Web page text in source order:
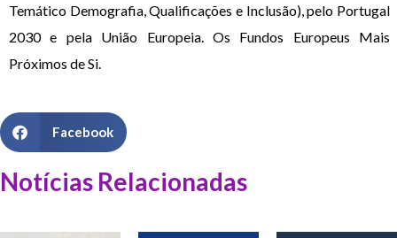
Temático Demografia, Qualificações e Inclusão), pelo Portugal
2030 e pela União Europeia. Os Fundos Europeus Mais
Próximos de Si.
Facebook
Notícias Relacionadas